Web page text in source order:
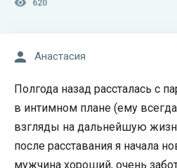
620
Анастасия
Полгода назад рассталась с
в интимном плане (ему
взгляды на дальнейшую
после расставания я начала
мужчина хороший, очень